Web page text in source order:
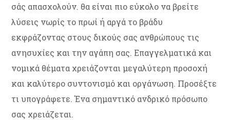
σάς απασχολούν. θα είναι πιο εύκολο να βρείτε
λύσεις νωρίς το πρωί ή αργά το βράδυ
εκφράζοντας στους δικούς σας ανθρώπους τις
ανησυχίες και την αγάπη σας. Επαγγελματικά και
νομικά θέματα χρειάζονται μεγαλύτερη προσοχή
και καλύτερο συντονισμό και οργάνωση. Προσέξτε
τι υπογράφετε. Ένα σημαντικό ανδρικό πρόσωπο
σας χρειάζεται.